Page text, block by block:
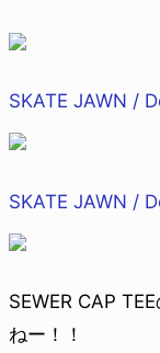
SKATE JAWN /
SKATE JAWN /
SEWER CAP
ねー！！